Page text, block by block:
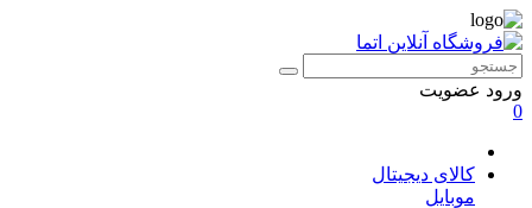
ورود عضویت
0
کالای دیجیتال
موبایل